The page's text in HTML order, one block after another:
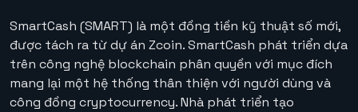
SmartCash (SMART) là một đồng tiền kỹ thuật số mới,
được tách ra từ dự án Zcoin. SmartCash phát triển dựa
trên công nghệ blockchain phân quyền với mục đích
mang lại một hệ thống thân thiện với người dùng và
công đồng cryptocurrency. Nhà phát triển tạo